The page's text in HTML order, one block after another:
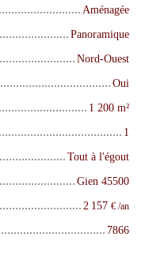
Aménagée
Panoramique
Nord-Ouest
Oui
1 200 m²
1
Tout à l'égout
Gien 45500
2 157 € /an
7866